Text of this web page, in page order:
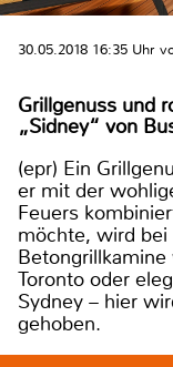
30.05.2018 16:35 Uhr
Grillgenuss und
„Sidney“ von
(epr) Ein
er mit der
Feuers
möchte, wird
Toronto oder
Sydney – hier
gehoben.